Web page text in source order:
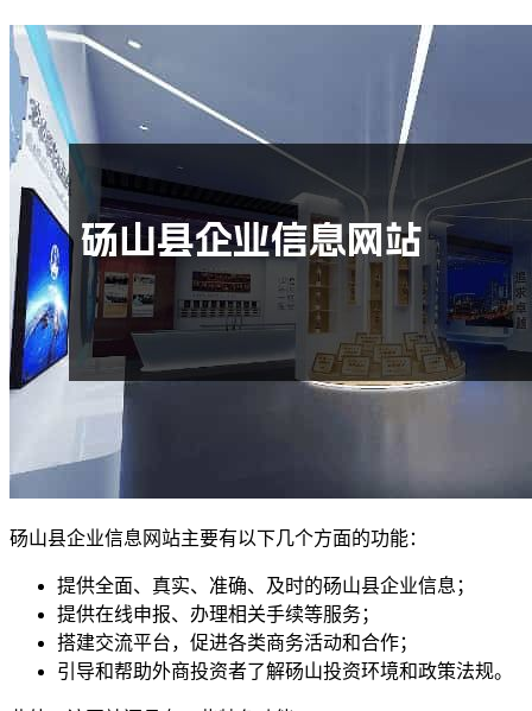
砀山县企业信息网站主要有以下几个方面的功能：
提供全面、真实、准确、及时的砀山县企业信息；
提供在线申报、办理相关手续等服务；
搭建交流平台，促进各类商务活动和合作；
引导和帮助外商投资者了解砀山投资环境和政策法规。